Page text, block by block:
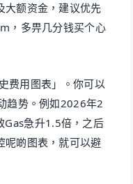
大额资金，建议优先
，多畀几分钱买个心
费用图表」。你可以
趋势。例如2026年2
Gas急升1.5倍，之后
呢啲图表，就可以避